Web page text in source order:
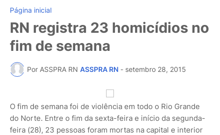
Página inicial
RN registra 23 homicídios no
fim de semana
Por ASSPRA RN ASSPRA RN - setembro 28, 2015
O fim de semana foi de violência em todo o Rio Grande
do Norte. Entre o fim da sexta-feira e início da segunda-
feira (28), 23 pessoas foram mortas na capital e interior